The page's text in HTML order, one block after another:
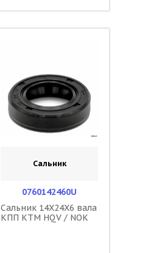
Сальник
0760142460U
Сальник 14X24X6 вала
КПП KTM HQV / NOK